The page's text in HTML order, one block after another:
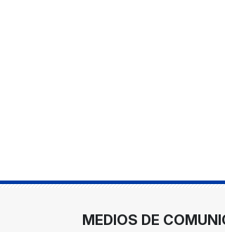
MEDIOS DE